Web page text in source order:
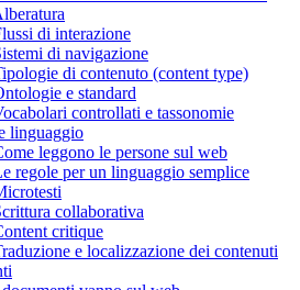
di interazione
di navigazione
di contenuto (content type)
e standard
controllati e tassonomie
linguaggio
leggono le persone sul web
regole per un linguaggio semplice
collaborativa
critique
e localizzazione dei contenuti